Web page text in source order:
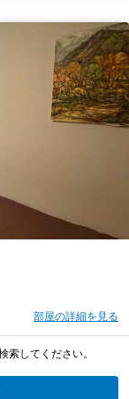
部屋の詳細を見る
索してください。